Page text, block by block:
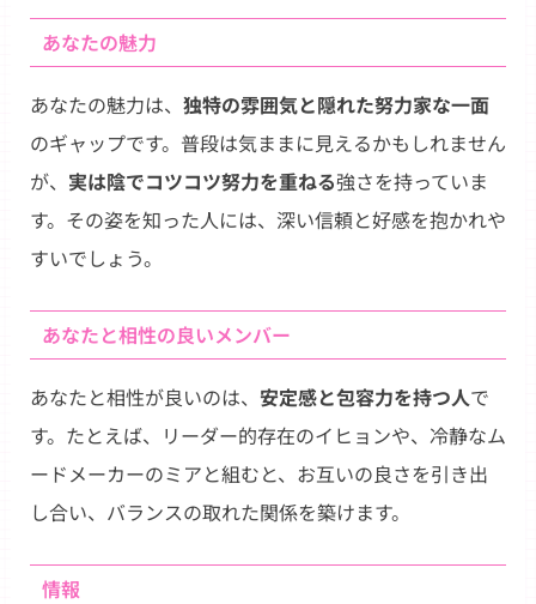
あなたの魅力
あなたの魅力は、 独特の雰囲気と隠れた努力家な一面
のギャップです。普段は気ままに見えるかもしれません
が、 実は陰でコツコツ努力を重ねる強さを持っていま
す。その姿を知った人には、深い信頼と好感を抱かれや
すいでしょう。
あなたと相性の良いメンバー
あなたと相性が良いのは、 安定感と包容力を持つ人で
す。たとえば、リーダー的存在のイヒョンや、冷静なム
ードメーカーのミアと組むと、お互いの良さを引き出
し合い、バランスの取れた関係を築けます。
情報